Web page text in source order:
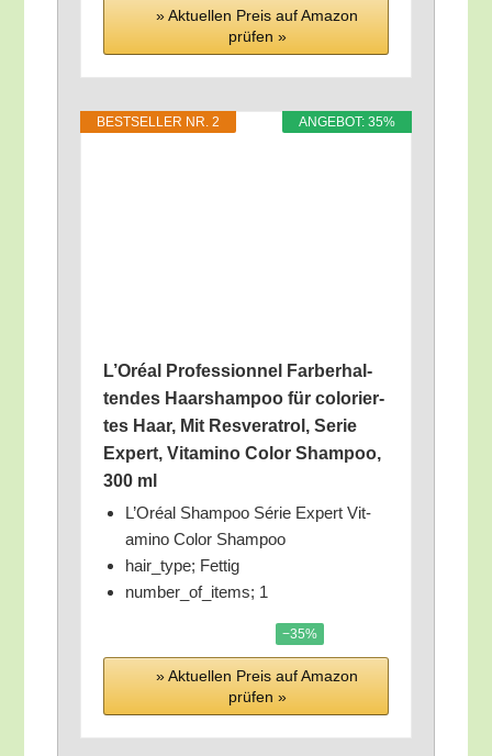
» Aktu­el­len Preis auf Ama­zon
prü­fen »
ANGE­BOT: 35%
BEST­SEL­LER NR. 2
L’O­ré­al Pro­fes­si­on­nel Farb­er­hal­
ten­des Haar­sham­poo für colo­rier­
tes Haar, Mit Res­ver­at­rol, Serie
Expert, Vit­ami­no Color Sham­poo,
300 ml
L’O­ré­al Sham­poo Série Expert Vit­
ami­no Color Shampoo
hair_​type; Fettig
number_​of_​items; 1
−35%
» Aktu­el­len Preis auf Ama­zon
prü­fen »